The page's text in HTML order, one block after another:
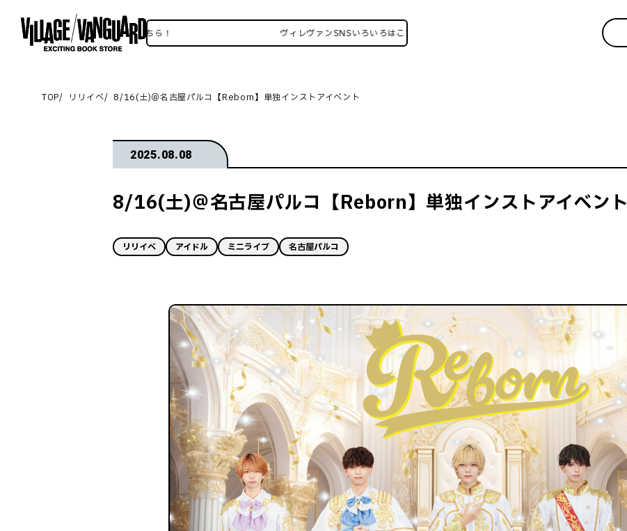
ヴァンSNSいろいろはこちら！ ヴィレヴァンSNSいろいろはこちら！
TOP リリイベ 8/16(土)＠名古屋パルコ【Reborn】単独インストアイベント
2025.08.08
8/16(土)＠名古屋パルコ【Reborn】単独インストアイベント
リリイベ アイドル ミニライブ 名古屋パルコ